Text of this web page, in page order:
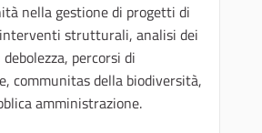
nella gestione di progetti di
strutturali, analisi dei
percorsi di
communitas della biodiversità,
amministrazione.